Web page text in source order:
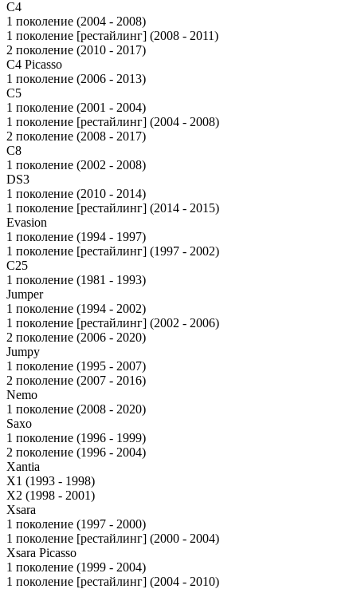
C4
1 поколение (2004 - 2008)
1 поколение [рестайлинг] (2008 - 2011)
2 поколение (2010 - 2017)
C4 Picasso
1 поколение (2006 - 2013)
C5
1 поколение (2001 - 2004)
1 поколение [рестайлинг] (2004 - 2008)
2 поколение (2008 - 2017)
C8
1 поколение (2002 - 2008)
DS3
1 поколение (2010 - 2014)
1 поколение [рестайлинг] (2014 - 2015)
Evasion
1 поколение (1994 - 1997)
1 поколение [рестайлинг] (1997 - 2002)
C25
1 поколение (1981 - 1993)
Jumper
1 поколение (1994 - 2002)
1 поколение [рестайлинг] (2002 - 2006)
2 поколение (2006 - 2020)
Jumpy
1 поколение (1995 - 2007)
2 поколение (2007 - 2016)
Nemo
1 поколение (2008 - 2020)
Saxo
1 поколение (1996 - 1999)
2 поколение (1996 - 2004)
Xantia
X1 (1993 - 1998)
X2 (1998 - 2001)
Xsara
1 поколение (1997 - 2000)
1 поколение [рестайлинг] (2000 - 2004)
Xsara Picasso
1 поколение (1999 - 2004)
1 поколение [рестайлинг] (2004 - 2010)